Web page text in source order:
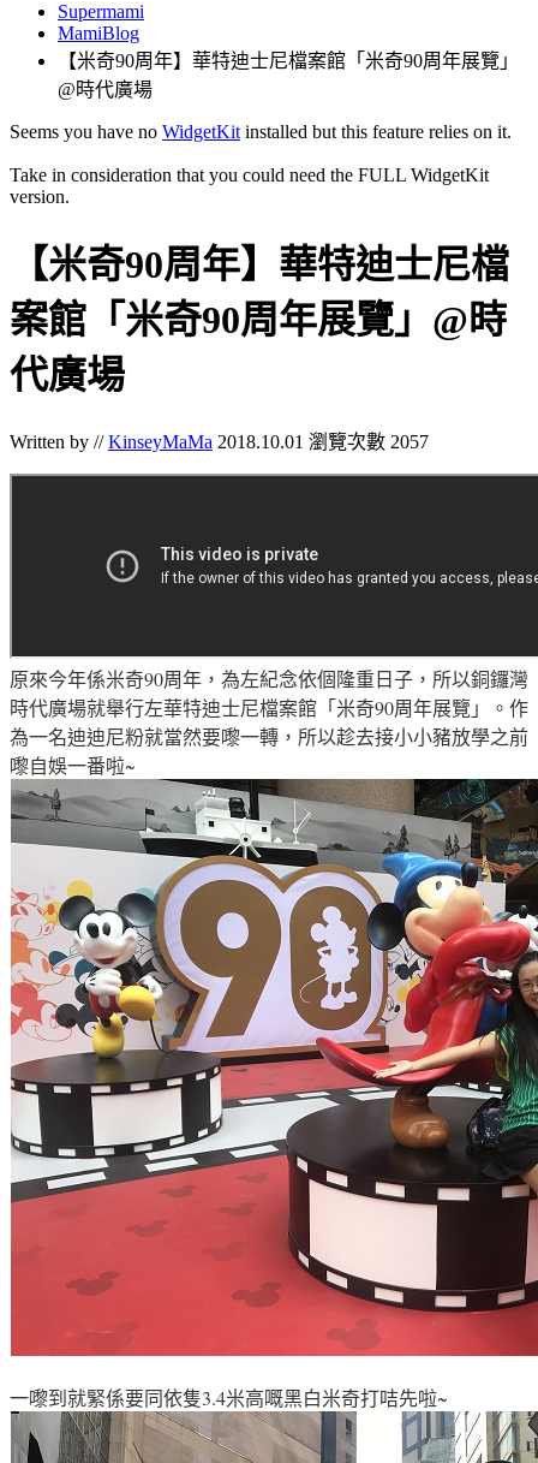
Supermami
MamiBlog
【米奇90周年】華特迪士尼檔案館「米奇90周年展覽」
@時代廣場
Seems you have no WidgetKit installed but this feature relies on it.
Take in consideration that you could need the FULL WidgetKit
version.
【米奇90周年】華特迪士尼檔
案館「米奇90周年展覽」@時
代廣場
Written by //KinseyMaMa 2018.10.01 瀏覽次數 2057
原來今年係米奇90周年，為左紀念依個隆重日子，所以銅鑼灣
時代廣場就舉行左華特迪士尼檔案館「米奇90周年展覽」。作
為一名迪迪尼粉就當然要嚟一轉，所以趁去接小小豬放學之前
嚟自娛一番啦~
一嚟到就緊係要同依隻3.4米高嘅黑白米奇打咭先啦~